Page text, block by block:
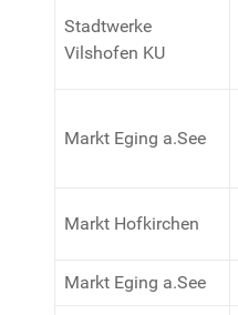
Stadtwerke
Vilshofen KU
Markt Eging a.See
Markt Hofkirchen
Markt Eging a.See